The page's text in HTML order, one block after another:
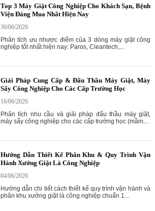
Top 3 Máy Giặt Công Nghiệp Cho Khách Sạn, Bệnh
Viện Đáng Mua Nhất Hiện Nay
30/06/2026
Phân tích ưu nhược điểm của 3 dòng máy giặt công
nghiệp tốt nhất hiện nay: Paros, Cleantech,...
Giải Pháp Cung Cấp & Đấu Thầu Máy Giặt, Máy
Sấy Công Nghiệp Cho Các Cấp Trường Học
16/06/2026
Phân tích nhu cầu và giải pháp đấu thầu máy giặt,
máy sấy công nghiệp cho các cấp trường học (mầm...
Hướng Dẫn Thiết Kế Phân Khu & Quy Trình Vận
Hành Xưởng Giặt Là Công Nghiệp
04/06/2026
Hướng dẫn chi tiết cách thiết kế quy trình vận hành và
phân khu xưởng giặt là công nghiệp chuẩn 1...